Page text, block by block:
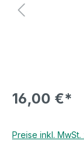
16,00 €*
Preise inkl.